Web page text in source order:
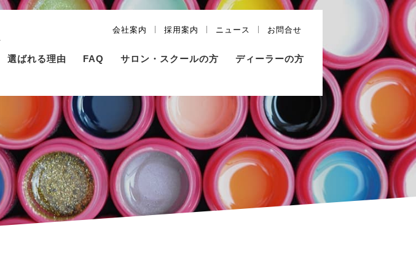
会社案内 採用案内 ニュース お問合せ
選ばれる理由 FAQ サロン・スクールの方
ディーラーの方